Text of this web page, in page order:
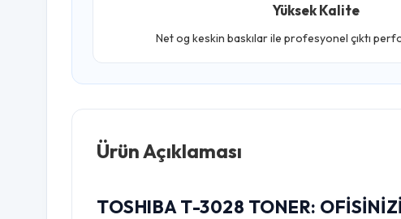
Yüksek Kalite
Net og keskin baskılar ile profesyonel çıktı
Ürün Açıklaması
TOSHIBA T-3028 TONER: